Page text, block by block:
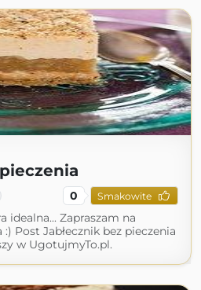
0 Smakowite
idealna... Zapraszam na
:) Post Jabłecznik bez pieczenia
w UgotujmyTo.pl.